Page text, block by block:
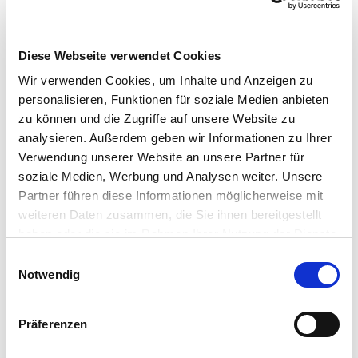
Diese Webseite verwendet Cookies
Wir verwenden Cookies, um Inhalte und Anzeigen zu
personalisieren, Funktionen für soziale Medien anbieten
zu können und die Zugriffe auf unsere Website zu
analysieren. Außerdem geben wir Informationen zu Ihrer
Verwendung unserer Website an unsere Partner für
soziale Medien, Werbung und Analysen weiter. Unsere
Partner führen diese Informationen möglicherweise mit
weiteren Daten zusammen, die Sie ihnen bereitgestellt
Notwendig
Präferenzen
Nein
Mitgliedsnummer
ZUSATZLEISTUNGEN
Ich wünsche zusätzlich das Buch PM4 in der 2-bändigen Print-
Version für 83,- Euro inkl. Versandkosten
Bestellung PM4 Print*
Ja
Nein
Prüfungstag, E-Learning Kurs MS-Project, Seminarskript,
Decisio LernApp, Fotoprotokolle, Übungsmaterial sowie das